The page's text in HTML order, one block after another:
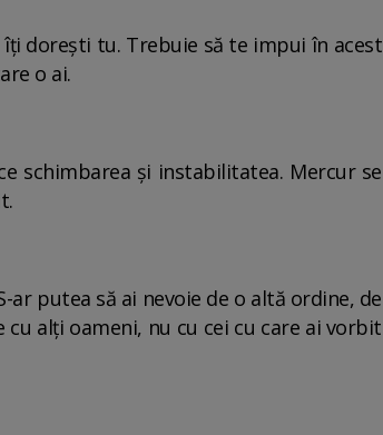
dorești tu. Trebuie să te impui în acest
o ai.
schimbarea și instabilitatea. Mercur se
putea să ai nevoie de o altă ordine, de
alți oameni, nu cu cei cu care ai vorbit